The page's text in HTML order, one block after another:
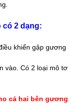
2 dạng:
khiển gập gương
vào. Có 2 loại mô tơ
cả hai bên gương